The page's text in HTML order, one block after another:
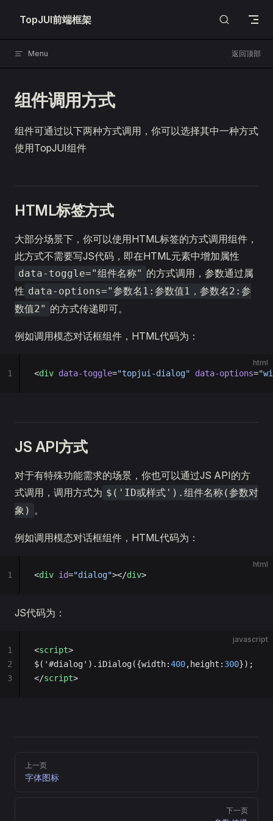
Skip to content
TopJUI前端框架
Menu 返回顶部
组件调用方式
组件可通过以下两种方式调用，你可以选择其中一种方式
使用TopJUI组件
HTML标签方式
大部分场景下，你可以使用HTML标签的方式调用组件，
此方式不需要写JS代码，即在HTML元素中增加属性
data-toggle="组件名称" 的方式调用，参数通过属
性 data-options="参数名1:参数值1，参数名2:参
数值2" 的方式传递即可。
例如调用模态对话框组件，HTML代码为：
html
<div data-toggle="topjui-dialog" data-options=
1
JS API方式
对于有特殊功能需求的场景，你也可以通过JS API的方
式调用，调用方式为 $('ID或样式').组件名称(参数对
象) 。
例如调用模态对话框组件，HTML代码为：
html
<div id="dialog"></div>
1
JS代码为：
javascript
<script>
$('#dialog').iDialog({width:400,height: 300});
</script>
1
2
3
Pager
上一页
字体图标
下一页